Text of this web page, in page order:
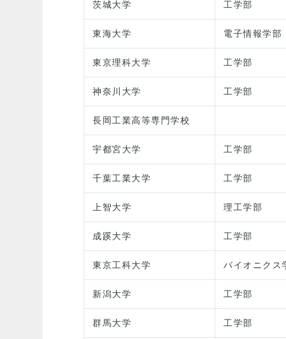
茨城大学 工学部
東海大学 電子情報学部
東京理科大学 工学部
神奈川大学 工学部
長岡工業高等専門学校
宇都宮大学 工学部
千葉工業大学 工学部
上智大学 理工学部
成蹊大学 工学部
東京工科大学 バイオニクス
新潟大学 工学部
群馬大学 工学部